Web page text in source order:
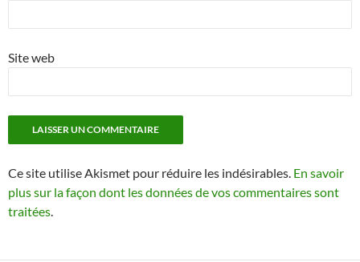
Site web
Ce site utilise Akismet pour réduire les indésirables. En savoir
plus sur la façon dont les données de vos commentaires sont
traitées.